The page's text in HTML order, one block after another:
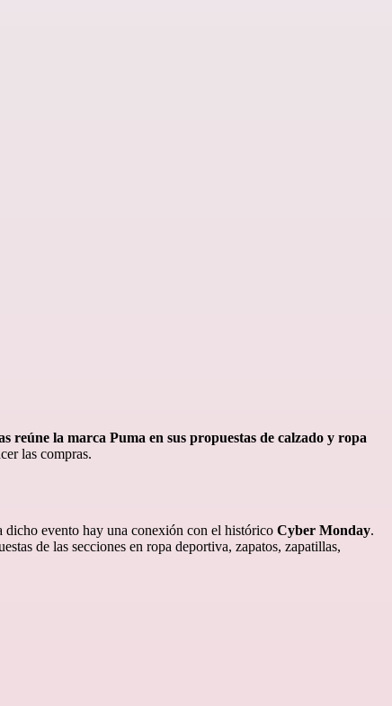
reúne la marca Puma en sus propuestas de calzado y ropa
las compras.
dicho evento hay una conexión con el histórico Cyber Monday.
de las secciones en ropa deportiva, zapatos, zapatillas,